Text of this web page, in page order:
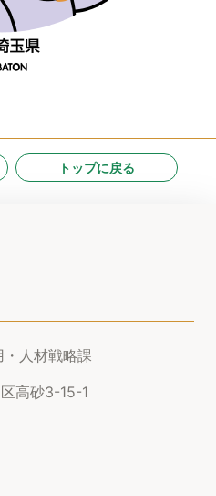
トップに戻る
人材戦略課
高砂3-15-1